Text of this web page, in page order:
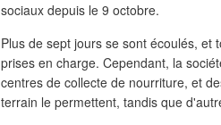
sociaux depuis le 9 octobre.
Plus de sept jours se sont écoulés,
prises en charge. Cependant, la
centres de collecte de nourriture, et
terrain le permettent, tandis que